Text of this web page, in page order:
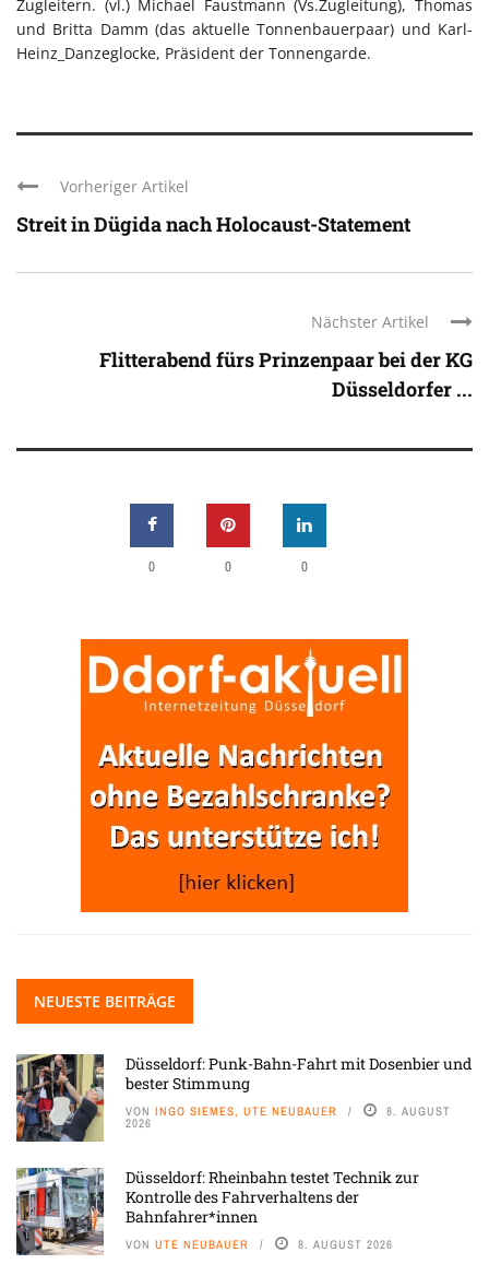
Zugleitern. (vl.) Michael Faustmann (Vs.Zugleitung), Thomas
und Britta Damm (das aktuelle Tonnenbauerpaar) und Karl-
Heinz_Danzeglocke, Präsident der Tonnengarde.
Vorheriger Artikel
Streit in Dügida nach Holocaust-Statement
Nächster Artikel
Flitterabend fürs Prinzenpaar bei der KG
Düsseldorfer ...
0 0 0
NEUESTE BEITRÄGE
Düsseldorf: Punk-Bahn-Fahrt mit Dosenbier und
bester Stimmung
VON INGO SIEMES, UTE NEUBAUER 8. AUGUST
2026
Düsseldorf: Rheinbahn testet Technik zur
Kontrolle des Fahrverhaltens der
Bahnfahrer*innen
VON UTE NEUBAUER 8. AUGUST 2026